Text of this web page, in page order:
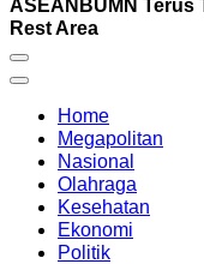
ASEAN BUMN
Rest Area
Home
Megapolitan
Nasional
Olahraga
Kesehatan
Ekonomi
Politik